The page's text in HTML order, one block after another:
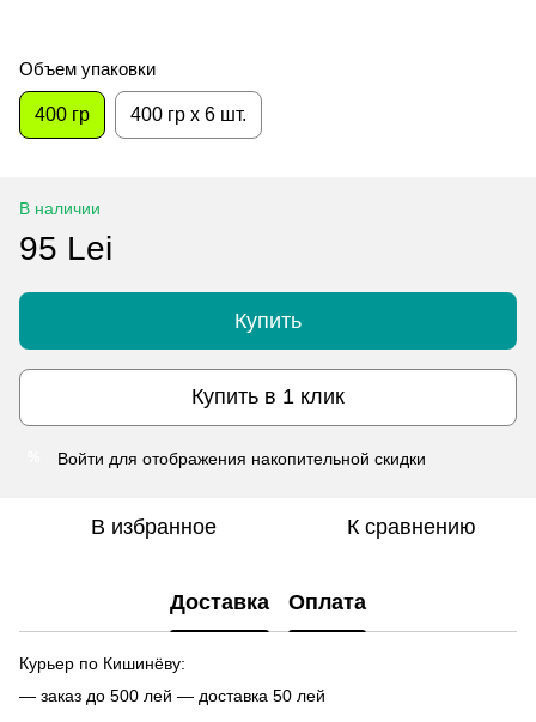
Объем упаковки
400 гр 400 гр x 6 шт.
В наличии
95 Lei
Купить
Купить в 1 клик
Войти для отображения накопительной скидки
В избранное К сравнению
Доставка Оплата
Курьер по Кишинёву:
— заказ до 500 лей — доставка 50 лей